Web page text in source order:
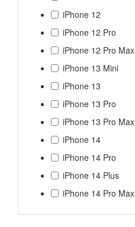
iPhone 12
iPhone 12 Pro
iPhone 12 Pro Max
iPhone 13 Mini
iPhone 13
iPhone 13 Pro
iPhone 13 Pro Max
iPhone 14
iPhone 14 Pro
iPhone 14 Plus
iPhone 14 Pro Max